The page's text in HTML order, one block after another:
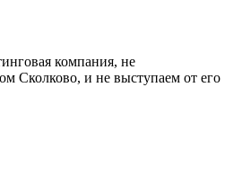
компания, не
Сколково, и не выступаем от его